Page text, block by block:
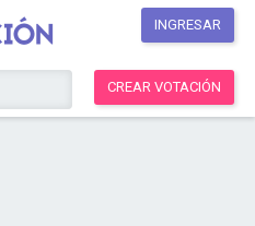
INGRESAR
CREAR VOTACIÓN